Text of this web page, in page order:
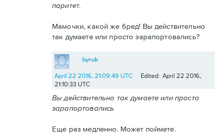
паритет.
Мамочки, какой же бред! Вы действительно
так думаете или просто зарапортовались?
byruk
April 22 2016, 21:09:49 UTC
Edited: April 22 2016,
21:10:33 UTC
Вы действительно так думаете или просто
зарапортовались
Еще раз медленно. Может поймете.